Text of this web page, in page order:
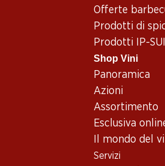
Offerte
Prodotti di
Prodotti IP-
Shop Vini
Panoramica
Azioni
Assortimento
Esclusiva
Il mondo del
Servizi
Fronte Retro
Nicolas Feuillatte
Réserve Brut